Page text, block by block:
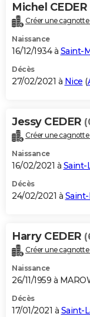
Michel CEDER
Créer une cagnotte
Naissance
16/12/1934 à Saint-
Décès
27/02/2021 à Nice (
Jessy CEDER
Créer une cagnotte
Naissance
16/02/2021 à Saint-
Décès
24/02/2021 à
Harry CEDER
Créer une cagnotte
Naissance
26/11/1959 à
Décès
17/01/2021 à Saint-